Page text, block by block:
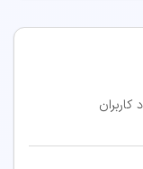
کاربران